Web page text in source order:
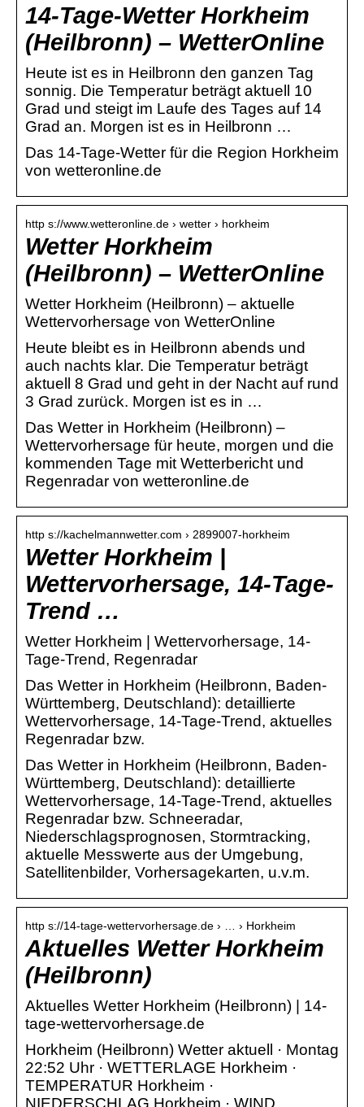
14-Tage-Wetter Horkheim
(Heilbronn) – WetterOnline
Heute ist es in Heilbronn den ganzen Tag
sonnig. Die Temperatur beträgt aktuell 10
Grad und steigt im Laufe des Tages auf 14
Grad an. Morgen ist es in Heilbronn …
Das 14-Tage-Wetter für die Region Horkheim
von wetteronline.de
http s://www.wetteronline.de › wetter › horkheim
Wetter Horkheim
(Heilbronn) – WetterOnline
Wetter Horkheim (Heilbronn) – aktuelle
Wettervorhersage von WetterOnline
Heute bleibt es in Heilbronn abends und
auch nachts klar. Die Temperatur beträgt
aktuell 8 Grad und geht in der Nacht auf rund
3 Grad zurück. Morgen ist es in …
Das Wetter in Horkheim (Heilbronn) –
Wettervorhersage für heute, morgen und die
kommenden Tage mit Wetterbericht und
Regenradar von wetteronline.de
http s://kachelmannwetter.com › 2899007-horkheim
Wetter Horkheim |
Wettervorhersage, 14-Tage-
Trend …
Wetter Horkheim | Wettervorhersage, 14-
Tage-Trend, Regenradar
Das Wetter in Horkheim (Heilbronn, Baden-
Württemberg, Deutschland): detaillierte
Wettervorhersage, 14-Tage-Trend, aktuelles
Regenradar bzw.
Das Wetter in Horkheim (Heilbronn, Baden-
Württemberg, Deutschland): detaillierte
Wettervorhersage, 14-Tage-Trend, aktuelles
Regenradar bzw. Schneeradar,
Niederschlagsprognosen, Stormtracking,
aktuelle Messwerte aus der Umgebung,
Satellitenbilder, Vorhersagekarten, u.v.m.
http s://14-tage-wettervorhersage.de › … › Horkheim
Aktuelles Wetter Horkheim
(Heilbronn)
Aktuelles Wetter Horkheim (Heilbronn) | 14-
tage-wettervorhersage.de
Horkheim (Heilbronn) Wetter aktuell · Montag
22:52 Uhr · WETTERLAGE Horkheim ·
TEMPERATUR Horkheim ·
NIEDERSCHLAG Horkheim · WIND